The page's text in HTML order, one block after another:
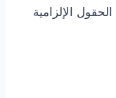
الحقول الإلزامية